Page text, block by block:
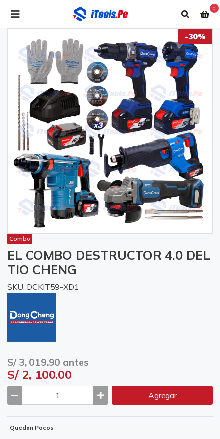
0
-30%
Combo
EL COMBO DESTRUCTOR 4.0 DEL
TIO CHENG
SKU: DCKIT59-XD1
S/ 3, 019.90 antes
S/ 2, 100.00
Agregar
Quedan Pocos